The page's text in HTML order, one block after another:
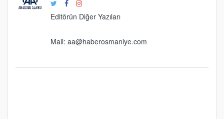
Editörün Diğer Yazıları
Mail: aa@haberosmaniye.com